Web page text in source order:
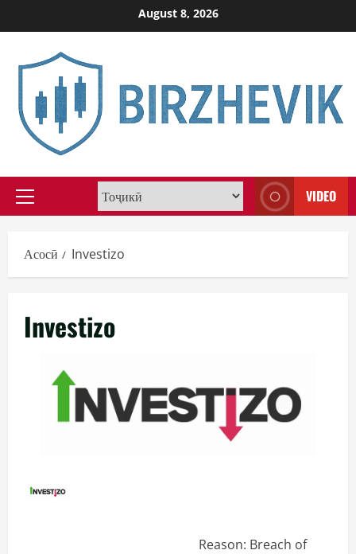
to
August 8, 2026
Primary
VIDEO
Асосӣ Investizo
Investizo
Reason: Breach of